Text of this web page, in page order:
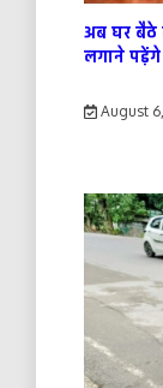
अब घर बैठे
लगाने
August